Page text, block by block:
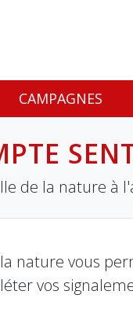
CAMPAGNES
de la nature à
nature vous
vos